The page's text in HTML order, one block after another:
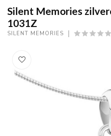
Silent Memories
1031Z
SILENT MEMORIES